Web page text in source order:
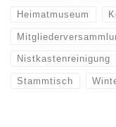
Heimatmuseum
Nistkastenreinigung
Stammtisch